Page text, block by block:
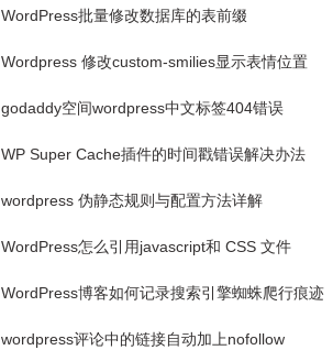
WordPress批量修改数据库的表前缀
Wordpress 修改custom-smilies显示表情位置
godaddy空间wordpress中文标签404错误
WP Super Cache插件的时间戳错误解决办法
wordpress 伪静态规则与配置方法详解
WordPress怎么引用javascript和 CSS 文件
WordPress博客如何记录搜索引擎蜘蛛爬行痕迹
wordpress评论中的链接自动加上nofollow